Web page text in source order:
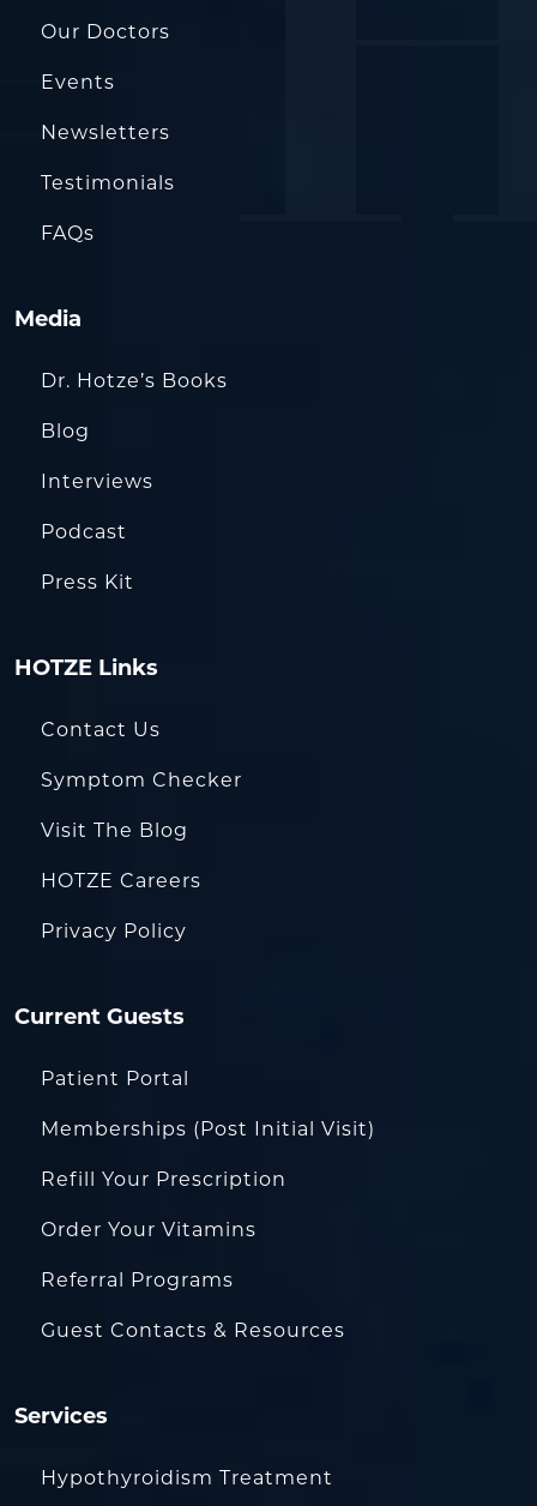
Our Doctors
Events
Newsletters
Testimonials
FAQs
Media
Dr. Hotze’s Books
Blog
Interviews
Podcast
Press Kit
HOTZE Links
Contact Us
Symptom Checker
Visit The Blog
HOTZE Careers
Privacy Policy
Current Guests
Patient Portal
Memberships (Post Initial Visit)
Refill Your Prescription
Order Your Vitamins
Referral Programs
Guest Contacts & Resources
Services
Hypothyroidism Treatment